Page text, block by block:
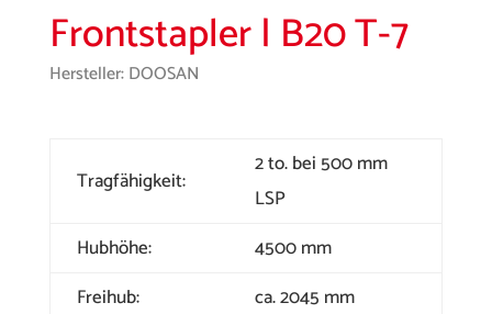
Frontstapler | B20 T-7
Hersteller: DOOSAN
Tragfähigkeit:
2 to. bei 500 mm
LSP
Hubhöhe:
4500 mm
Freihub:
ca. 2045 mm